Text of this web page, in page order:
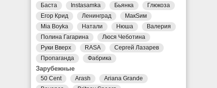
Баста
Instasamka Бьянка
Глюкоза
Егор Крид
Ленинград
МакSим
Mia Boyka
Натали Нюша
Валерия
Полина Гагарина
Люся Чеботина
Руки Вверх
RASA
Сергей Лазарев
Пропаганда
Фабрика
Зарубежные
50 Cent Arash
Ariana Grande